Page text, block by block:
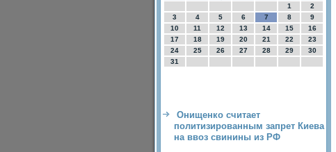
1
2
3
4 5 6 7 8
9
10
11 12 13 14 15
16
17
18 19 20 21 22
23
24
25 26 27 28 29
30
31
Онищенко считает
политизированным запрет Киева
на ввоз свинины из РФ